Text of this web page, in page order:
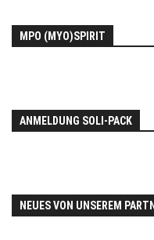
MPO (MYO)SPIRIT
ANMELDUNG SOLI-PACK
NEUES VON UNSEREM